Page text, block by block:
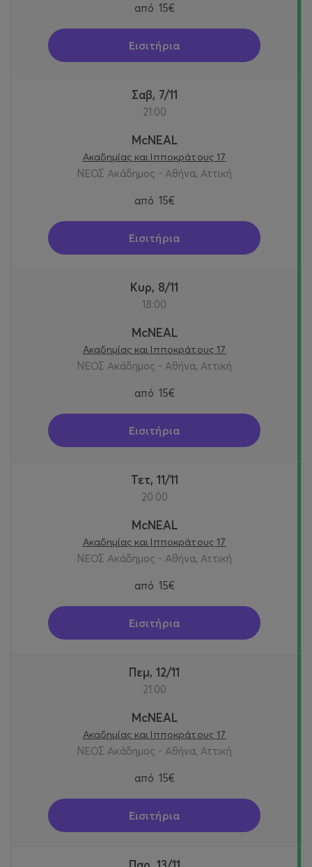
από 15€
Εισιτήρια
Σαβ, 7/11
21:00
McNEAL
Ακαδημίας και Ιπποκράτους 17
ΝΕΟΣ Ακάδημος - Αθήνα, Αττική
από 15€
Εισιτήρια
Κυρ, 8/11
18:00
McNEAL
Ακαδημίας και Ιπποκράτους 17
ΝΕΟΣ Ακάδημος - Αθήνα, Αττική
από 15€
Εισιτήρια
Τετ, 11/11
20:00
McNEAL
Ακαδημίας και Ιπποκράτους 17
ΝΕΟΣ Ακάδημος - Αθήνα, Αττική
από 15€
Εισιτήρια
Πεμ, 12/11
21:00
McNEAL
Ακαδημίας και Ιπποκράτους 17
ΝΕΟΣ Ακάδημος - Αθήνα, Αττική
από 15€
Εισιτήρια